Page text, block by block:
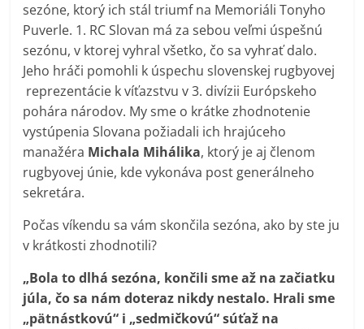
sezóne, ktorý ich stál triumf na Memoriáli Tonyho
Puverle. 1. RC Slovan má za sebou veľmi úspešnú
sezónu, v ktorej vyhral všetko, čo sa vyhrať dalo.
Jeho hráči pomohli k úspechu slovenskej rugbyovej
reprezentácie k víťazstvu v 3. divízii Európskeho
pohára národov. My sme o krátke zhodnotenie
vystúpenia Slovana požiadali ich hrajúceho
manažéra Michala Mihálika, ktorý je aj členom
rugbyovej únie, kde vykonáva post generálneho
sekretára.
Počas víkendu sa vám skončila sezóna, ako by ste ju
v krátkosti zhodnotili?
„Bola to dlhá sezóna, končili sme až na začiatku
júla, čo sa nám doteraz nikdy nestalo. Hrali sme
„pätnástkovú“ i „sedmičkovú“ súťaž na